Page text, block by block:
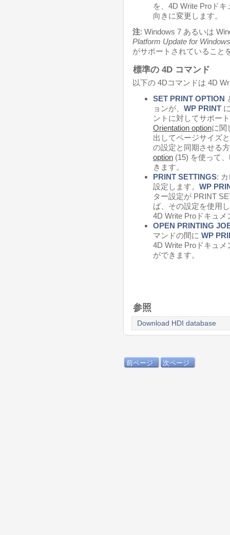
を、4D Write Proド
向きに変更します。
注: Windows 7 あるいは
Platform Update for
がサポートされていること
標準の 4D コマンド
以下の 4Dコマンドは 4D
SET PRINT OPTION
ョンが、 WP PRINT
ントに対してサポー
Orientation optionに関
出してページサイズ
の設定と同期させる
option (15) を使って
きます。
PRINT SETTINGS:
設定します。 WP
ター設定が PRINT
ば、その設定を使用
4D Write Proドキュ
OPEN PRINTING
マンドの間に WP
4D Write Proドキュ
ができます。
参照
Download HDI database
前ページ 次ページ